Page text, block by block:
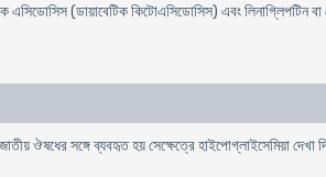
এসিডোসিস (ডায়াবেটিক কিটোএসিডোসিস) এবং লিনাগ্লিপটিন
ঔষধের সঙ্গে ব্যবহৃত হয় সেক্ষেত্রে হাইপোগ্লাইসেমিয়া দেখা